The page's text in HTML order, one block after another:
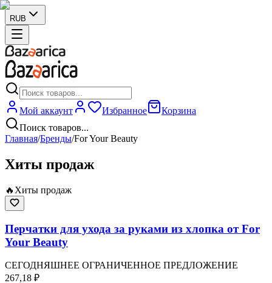
RUB
Мой аккаунт Избранное
Корзина
Поиск товаров...
Главная/Бренды/For Your Beauty
Хиты продаж
🔥 Хиты продаж
Перчатки для ухода за руками из хлопка от For
Your Beauty
СЕГОДНЯШНЕЕ ОГРАНИЧЕННОЕ ПРЕДЛОЖЕНИЕ
267,18 ₽